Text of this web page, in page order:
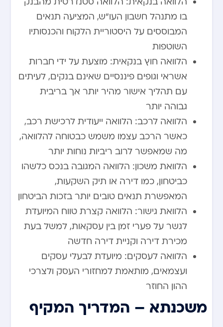
בו מתנהל חשבון העו”ש, המציעה תנאים
המבוססים על היסטוריית הלקוח והכנסותיו
השוטפות
הלוואה חוץ בנקאית: מוצעת על ידי חברות
אשראי וגופים פיננסיים שאינם בנקים, לעיתים
עם תהליך אישור מהיר יותר אך בריבית
גבוהה יותר
הלוואה לרכב: הלוואה ייעודית לרכישת רכב,
כאשר הרכב עצמו משמש כבטוחה להלוואה,
מה שמאפשר לרוב ריביות נוחות יותר
הלוואת משכון: הלוואה המגובה בנכס כלשהו
כביטחון, כמו דירה או תיק השקעות,
המאפשרת תנאים טובים יותר בזכות הביטחון
הלוואת גישור: הלוואה קצרת טווח המיועדת
לגשר על פערי זמן בין עסקאות, למשל בעת
מכירת דירה וקניית דירה חדשה
הלוואה לעסקים: מיועדת לבעלי עסקים
ועצמאים, מותאמת למחזורי העסק ולצרכי
ההון החוזר
משכנתא – המדריך המקיף